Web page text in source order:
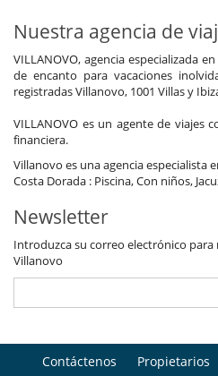
Nuestra agencia de
VILLANOVO, agencia especializada
de encanto para vacaciones
registradas Villanovo, 1001 Villas y
VILLANOVO es un agente de viajes
financiera.
Villanovo es una agencia especialista
Costa Dorada : Piscina, Con niños,
Newsletter
Introduzca su correo electrónico
Villanovo
Contáctenos Propietarios